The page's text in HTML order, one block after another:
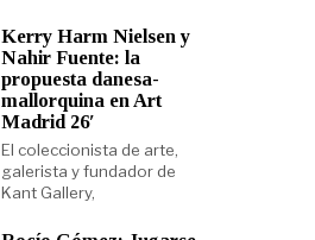
Kerry Harm Nielsen y
Nahir Fuente: la
propuesta danesa-
mallorquina en Art
Madrid 26′
El coleccionista de arte,
galerista y fundador de
Kant Gallery,